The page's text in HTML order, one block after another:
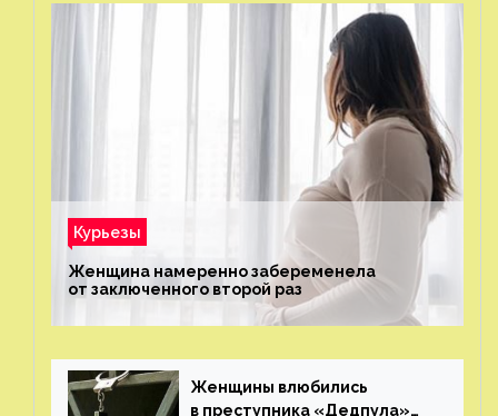
Курьезы
Женщина намеренно забеременела
от заключенного второй раз
Женщины влюбились
в преступника «Дедпула»